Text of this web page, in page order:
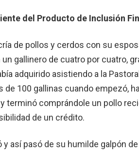
del Producto de Inclusión
de pollos y cerdos con su
gallinero de cuatro por cuatro,
adquirido asistiendo a la
de 100 gallinas cuando empezó,
terminó comprándole un pollo
de un crédito.
y así pasó de su humilde galpón